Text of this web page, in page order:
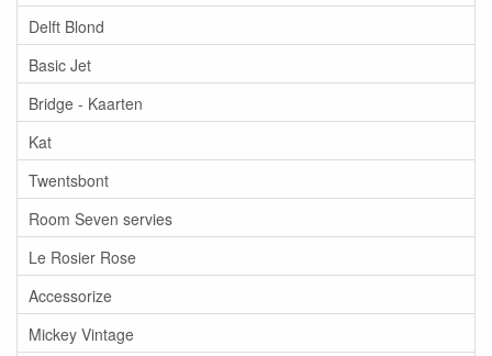
Delft Blond
Basic Jet
Bridge - Kaarten
Kat
Twentsbont
Room Seven servies
Le Rosier Rose
Accessorize
Mickey Vintage